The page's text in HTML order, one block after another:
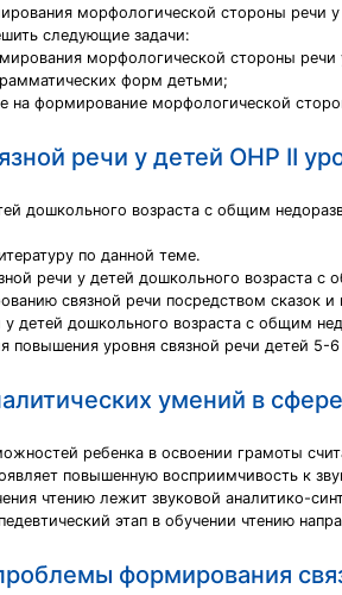
морфологической стороны речи
следующие задачи:
морфологической стороны
форм детьми;
на формирование морфологической
речи у детей ОНР II
дошкольного возраста с общим
по данной теме.
речи у детей дошкольного возраста
связной речи посредством сказок и
детей дошкольного возраста с общим
уровня связной речи детей 5-6
умений в
ребенка в освоении грамоты
повышенную восприимчивость к
чтению лежит звуковой аналитико-
этап в обучении чтению
формирования